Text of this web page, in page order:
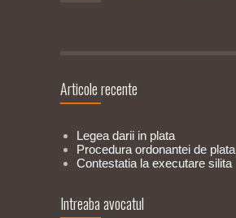
Articole recente
Legea darii in plata
Procedura ordonantei de plata
Contestatia la executare silita
Intreaba avocatul